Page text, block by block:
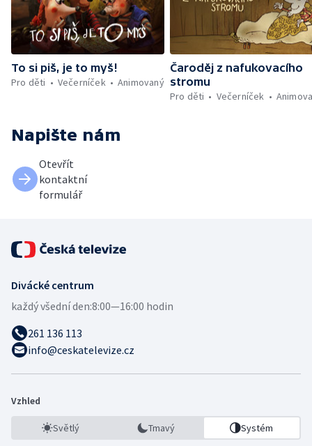
To si piš, je to myš!
Pro děti
Večerníček Animovaný
Čaroděj z nafukovacího
stromu
Pro děti
Večerníček
Napište nám
Otevřít
kontaktní
formulář
Divácké centrum
každý všední den:8:00—16:00 hodin
261 136 113
info@ceskatelevize.cz
Vzhled
Světlý Tmavý Systém